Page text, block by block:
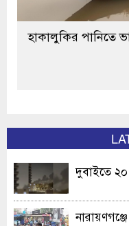
হাকালুকির পানিতে
দুবাইতে ২০